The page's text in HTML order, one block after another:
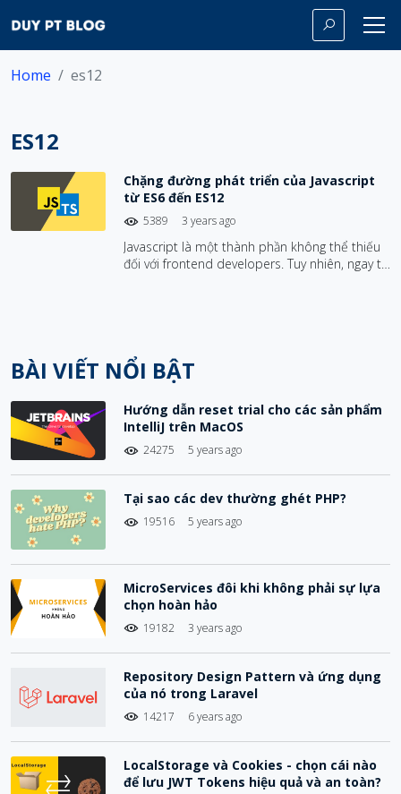
Home es12
ES12
Chặng đường phát triển của Javascript
từ ES6 đến ES12
5389 3 years ago
Javascript là một thành phần không thể thiếu
đối với frontend developers. Tuy nhiên, ngay từ
BÀI VIẾT NỔI BẬT
Hướng dẫn reset trial cho các sản phẩm
IntelliJ trên MacOS
24275 5 years ago
Tại sao các dev thường ghét PHP?
19516 5 years ago
MicroServices đôi khi không phải sự lựa
chọn hoàn hảo
19182 3 years ago
Repository Design Pattern và ứng dụng
của nó trong Laravel
14217 6 years ago
LocalStorage và Cookies - chọn cái nào
để lưu JWT Tokens hiệu quả và an toàn?